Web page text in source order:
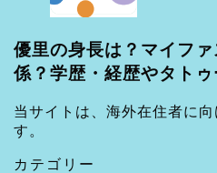
優里の身長は？マイフ
係？学歴・経歴やタト
当サイトは、海外在住者に
す。
カテゴリー